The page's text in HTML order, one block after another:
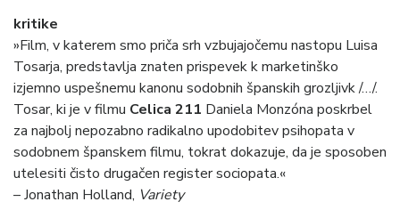
kritike
»Film, v katerem smo priča srh vzbujajočemu nastopu Luisa
Tosarja, predstavlja znaten prispevek k marketinško
izjemno uspešnemu kanonu sodobnih španskih grozljivk /…/.
Tosar, ki je v filmu Celica 211 Daniela Monzóna poskrbel
za najbolj nepozabno radikalno upodobitev psihopata v
sodobnem španskem filmu, tokrat dokazuje, da je sposoben
utelesiti čisto drugačen register sociopata.«
– Jonathan Holland, Variety